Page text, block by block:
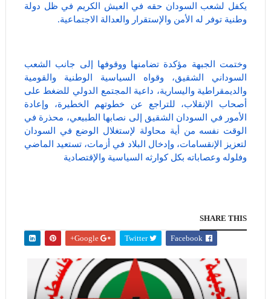
يكفل لشعب السودان حقه في العيش الكريم في ظل دولة
وطنية توفر له الأمن والإستقرار والعدالة الاجتماعية.
وختمت الجبهة مؤكدة تضامنها ووقوفها إلى جانب الشعب
السوداني الشقيق، وقواه السياسية الوطنية والقومية
والديمقراطية واليسارية، داعية المجتمع الدولي للضغط على
أصحاب الإنقلاب، للتراجع عن خطوتهم الخطيرة، وإعادة
الأمور في السودان الشقيق إلى نصابها الطبيعي، محذرة في
الوقت نفسه من أية محاولة لإستغلال الوضع في السودان
لتعزيز الإنقسامات، وإدخال البلاد في أزمات، تستعيد الماضي
وفلوله وعصاباته بكل كوارثه السياسية والإقتصادية
SHARE THIS
Facebook
Twitter
Google+